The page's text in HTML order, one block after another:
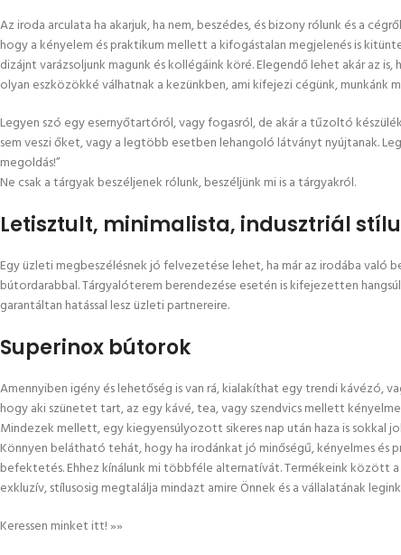
Az iroda arculata ha akarjuk, ha nem, beszédes, és bizony rólunk és a
hogy a kényelem és praktikum mellett a kifogástalan megjelenés is
dizájnt varázsoljunk magunk és kollégáink köré. Elegendő lehet akár az
olyan eszközökké válhatnak a kezünkben, ami kifejezi cégünk, munkánk
Legyen szó egy esernyőtartóról, vagy fogasról, de akár a tűzoltó
sem veszi őket, vagy a legtöbb esetben lehangoló látványt nyújtanak.
megoldás!”
Ne csak a tárgyak beszéljenek rólunk, beszéljünk mi is a tárgyakról.
Letisztult, minimalista, indusztriál
Egy üzleti megbeszélésnek jó felvezetése lehet, ha már az irodába való
bútordarabbal. Tárgyalóterem berendezése esetén is kifejezetten
garantáltan hatással lesz üzleti partnereire.
Superinox bútorok
Amennyiben igény és lehetőség is van rá, kialakíthat egy trendi kávézó,
hogy aki szünetet tart, az egy kávé, tea, vagy szendvics mellett
Mindezek mellett, egy kiegyensúlyozott sikeres nap után haza is sokkal
Könnyen belátható tehát, hogy ha irodánkat jó minőségű, kényelmes
befektetés. Ehhez kínálunk mi többféle alternatívát. Termékeink között
exkluzív, stílusosig megtalálja mindazt amire Önnek és a vállalatának
Keressen minket itt! »»